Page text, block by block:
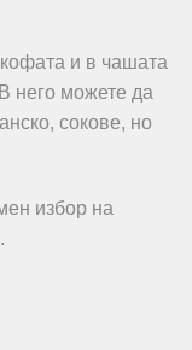
и в чашата
него можете да
сокове, но
избор на